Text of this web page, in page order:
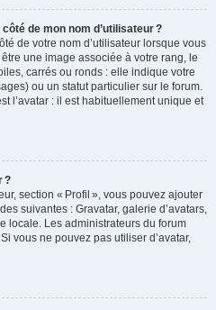
de mon nom d’utilisateur ?
de votre nom d’utilisateur lorsque vous
une image associée à votre rang, le
carrés ou ronds : elle indique votre
ou un statut particulier sur le forum.
l’avatar : il est habituellement unique et
?
section « Profil », vous pouvez ajouter
suivantes : Gravatar, galerie d’avatars,
locale. Les administrateurs du forum
vous ne pouvez pas utiliser d’avatar,